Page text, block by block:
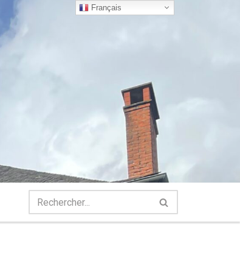
Français